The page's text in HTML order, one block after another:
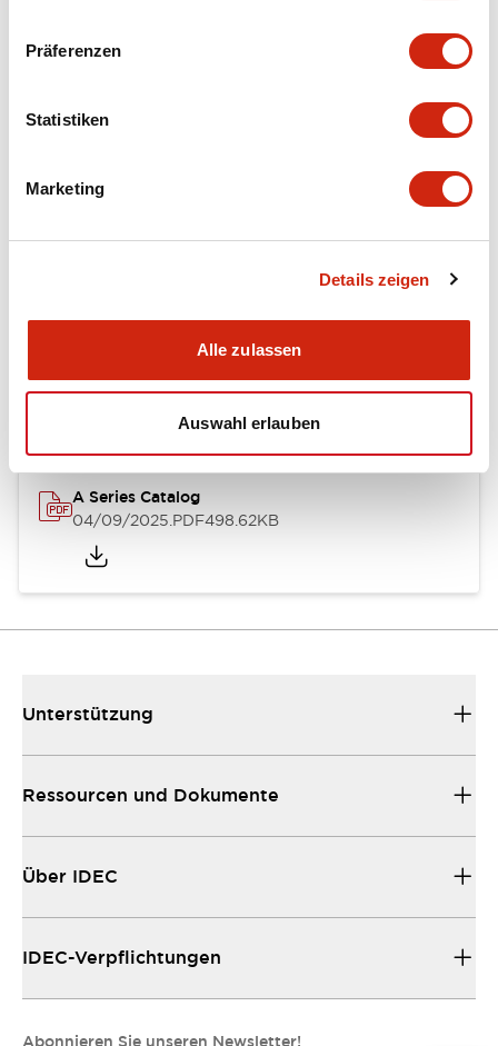
Präferenzen
Statistiken
Marketing
Details zeigen
Alle zulassen
Auswahl erlauben
Mounting and Installation Specifications
Dokumente und Dateien
A Series Catalog
04/09/2025.PDF498.62KB
Unterstützung
Ressourcen und Dokumente
Über IDEC
IDEC-Verpflichtungen
Abonnieren Sie unseren Newsletter!